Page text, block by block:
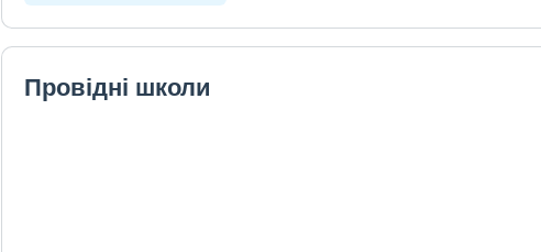
Провідні школи